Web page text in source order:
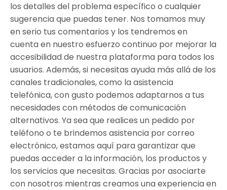
los detalles del problema específico o cualquier
sugerencia que puedas tener. Nos tomamos muy
en serio tus comentarios y los tendremos en
cuenta en nuestro esfuerzo continuo por mejorar la
accesibilidad de nuestra plataforma para todos los
usuarios. Además, si necesitas ayuda más allá de los
canales tradicionales, como la asistencia
telefónica, con gusto podemos adaptarnos a tus
necesidades con métodos de comunicación
alternativos. Ya sea que realices un pedido por
teléfono o te brindemos asistencia por correo
electrónico, estamos aquí para garantizar que
puedas acceder a la información, los productos y
los servicios que necesitas. Gracias por asociarte
con nosotros mientras creamos una experiencia en